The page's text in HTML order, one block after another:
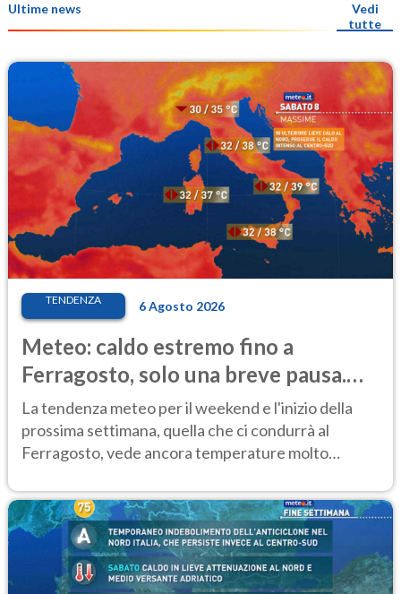
Ultime news
Vedi
tutte
TENDENZA 6 Agosto 2026
Meteo: caldo estremo fino a
Ferragosto, solo una breve pausa.
Ecco dove
La tendenza meteo per il weekend e l'inizio della
prossima settimana, quella che ci condurrà al
Ferragosto, vede ancora temperature molto